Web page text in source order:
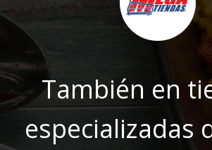
También en
especializadas